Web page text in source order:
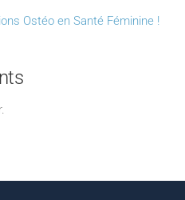
Ostéo en Santé Féminine !